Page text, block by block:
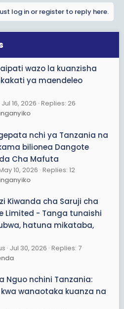
log in or register to reply here.
wazo la kuanzisha
ya maendeleo
Jul 16, 2026 Replies: 26
nchi ya Tanzania na
bilionea Dangote
Cha Mafuta
10, 2026 Replies: 12
Kiwanda cha Saruji cha
Limited - Tanga tunaishi
hatuna mikataba,
Jul 30, 2026 Replies: 7
Nguo nchini Tanzania:
wanaotaka kuanza na